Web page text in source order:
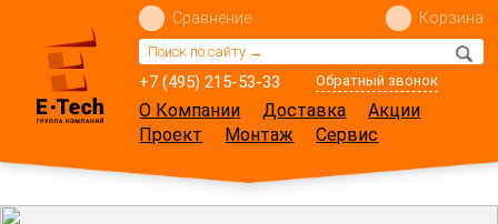
+7 (495) 215-53-33 Обратный звонок
Сравнение Корзина
О Компании Доставка
Акции
Проект
Монтаж Сервис